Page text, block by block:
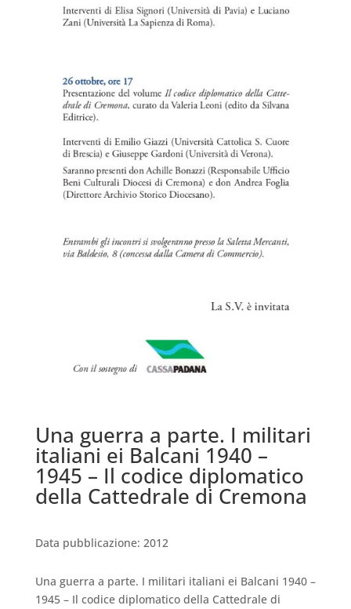
Una guerra a parte. I militari
italiani ei Balcani 1940 –
1945 – Il codice diplomatico
della Cattedrale di Cremona
Data pubblicazione: 2012
Una guerra a parte. I militari italiani ei Balcani 1940 –
1945 – Il codice diplomatico della Cattedrale di